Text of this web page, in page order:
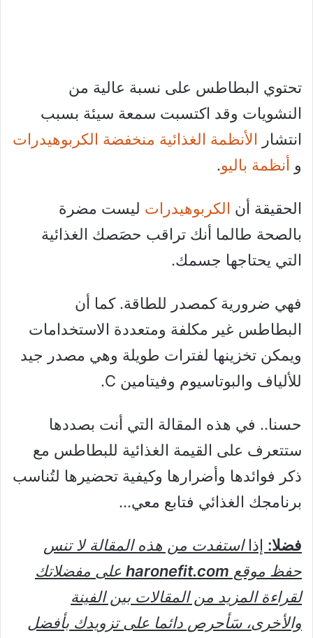
تحتوي البطاطس على نسبة عالية من
النشويات وقد اكتسبت سمعة سيئة بسبب
انتشار الأنظمة الغذائية منخفضة الكربوهيدرات
و أنظمة باليو.
الحقيقة أن الكربوهيدرات ليست مضرة
بالصحة طالما أنك تراقب حصَصك الغذائية
التي يحتاجها جسمك.
فهي ضرورية كمصدر للطاقة. كما أن
البطاطس غير مكلفة ومتعددة الاستخدامات
ويمكن تخزينها لفترات طويلة وهي مصدر جيد
للألياف والبوتاسيوم وفيتامين C.
حسنا.. في هذه المقالة التي أنت بصددها
ستتعرف على القيمة الغذائية للبطاطس مع
ذكر فوائدها وأضرارها وكيفية تحضيرها لتُناسب
برنامجك الغذائي فتابع معي…
فضلا: إذااستفدت من هذه المقالة لا تنس
حفظ موقع haronefit.com على مفضلاتك
لقراءة المزيد من المقالات بين الفينة
والأخرى، سَأحرص دائما على تزويدك بأفضل